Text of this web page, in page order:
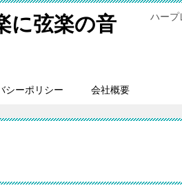
に弦楽の音
ハープ
シーポリシー 会社概要